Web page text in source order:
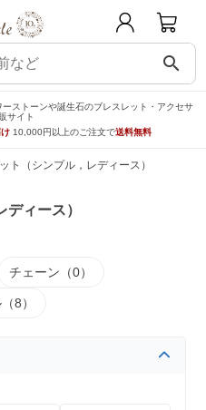
search
ストーンや誕生石のブレスレット・アクセサ
サイト
10,000円以上のご注文で送料無料
ト（シンプル，レディース）
ィース）
チェーン（0）
8）